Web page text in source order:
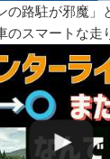
の路駐が邪魔
のスマートな走